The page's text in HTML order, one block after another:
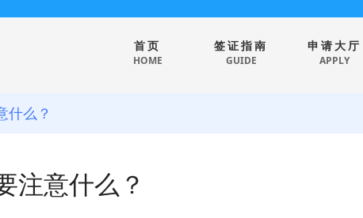
首页
HOME
签证指南
GUIDE
申请大厅
APPLY
什么？
注意什么？